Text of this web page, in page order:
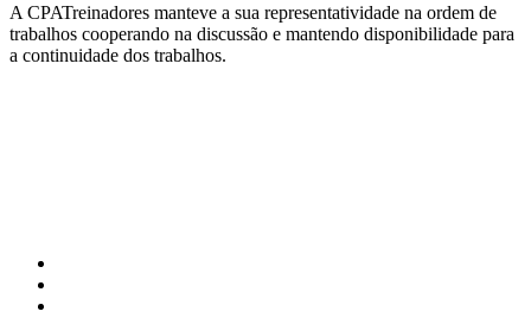
A CPATreinadores manteve a sua representatividade na ordem de
trabalhos cooperando na discussão e mantendo disponibilidade para
a continuidade dos trabalhos.